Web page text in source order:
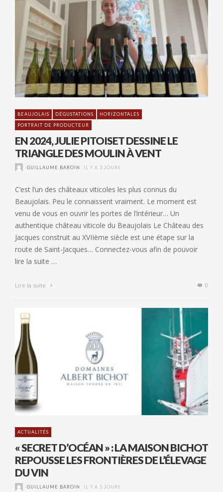
BEAUJOLAIS DÉGUSTATIONS
HORIZONTALES
PORTRAIT DE PRODUCTEUR
EN 2024, JULIE PITOISET DESSINE LE
TRIANGLE DES MOULIN À VENT
GUILLAUME BAROIN IL Y A 3 JOURS
C’est l’un des châteaux viticoles les plus connus du
Beaujolais. Peu le connaissent vraiment. Le moment est
venu de vous en ouvrir les portes de l’intérieur… Un
authentique château viticole du Beaujolais Le Château des
Jacques construit au XVIIème siècle est une étape sur la
route de Saint-Jacques… Connectez-vous afin de pouvoir
lire la suite …
Lire la suite 0
ACTUALITÉS
« SECRET D’OCÉAN » : LA MAISON BICHOT
REPOUSSE LES FRONTIÈRES DE L’ÉLEVAGE
DU VIN
GUILLAUME BAROIN IL Y A 5 JOURS